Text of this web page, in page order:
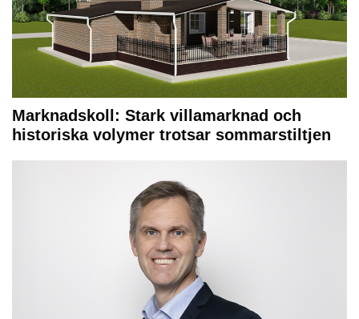
Marknadskoll: Stark villamarknad och
historiska volymer trotsar sommarstiltjen